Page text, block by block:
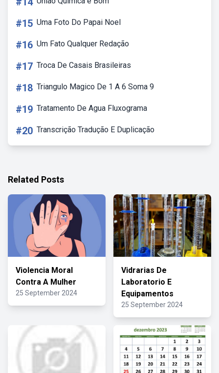
#15 Uma Foto Do Papai Noel
#16 Um Fato Qualquer Redação
#17 Troca De Casais Brasileiras
#18 Triangulo Magico De 1 A 6 Soma 9
#19 Tratamento De Agua Fluxograma
#20 Transcrição Tradução E Duplicação
Related Posts
Violencia Moral
Contra A Mulher
25 September 2024
Vidrarias De
Laboratorio E
Equipamentos
25 September 2024